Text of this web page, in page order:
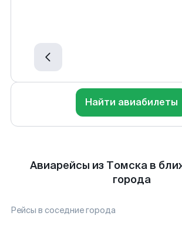
Найти авиабилеты
Авиарейсы из Томска в
города
Рейсы в соседние города